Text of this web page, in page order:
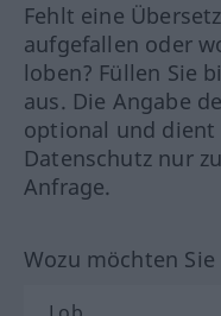
Fehlt eine
aufgefallen oder
loben? Füllen Sie
aus. Die Angabe
optional und dient
Datenschutz nur
Anfrage.
Wozu möchten